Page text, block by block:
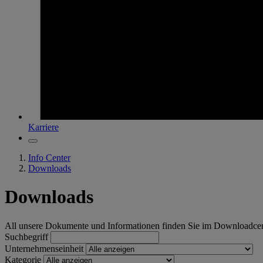
Karriere
Info Center
Downloads
Downloads
All unsere Dokumente und Informationen finden Sie im
Suchbegriff
Unternehmenseinheit
Kategorie